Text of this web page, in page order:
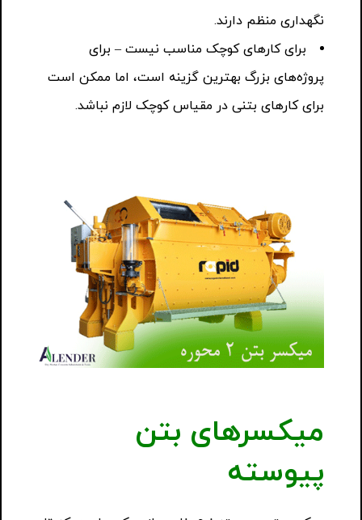
نگهداری منظم دارند.
برای کارهای کوچک مناسب نیست – برای
پروژه‌های بزرگ بهترین گزینه است، اما ممکن است
برای کارهای بتنی در مقیاس کوچک لازم نباشد.
میکسرهای بتن
پیوسته